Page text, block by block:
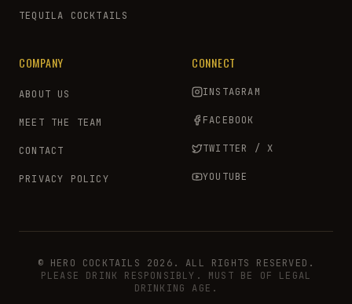
TEQUILA COCKTAILS
COMPANY
ABOUT US
MEET THE TEAM
CONTACT
PRIVACY POLICY
CONNECT
INSTAGRAM
FACEBOOK
TWITTER / X
YOUTUBE
© HERO COCKTAILS 2026. ALL RIGHTS RESERVED.
PLEASE DRINK RESPONSIBLY. MUST BE OF LEGAL
DRINKING AGE.